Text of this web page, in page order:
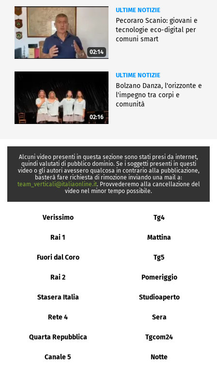
02:14
ULTIME NOTIZIE
Pecoraro Scanio: giovani e
tecnologie eco-digital per
comuni smart
02:16
ULTIME NOTIZIE
Bolzano Danza, l'orizzonte e
l'impegno tra corpi e
comunità
Alcuni video presenti in questa sezione sono stati presi da internet,
quindi valutati di pubblico dominio. Se i soggetti presenti in questi
video o gli autori avessero qualcosa in contrario alla pubblicazione,
basterà fare richiesta di rimozione inviando una mail a:
team_verticali@italiaonline.it. Provvederemo alla cancellazione del
video nel minor tempo possibile.
Verissimo Tg4
Rai 1 Mattina
Fuori dal Coro Tg5
Rai 2 Pomeriggio
Stasera Italia Studioaperto
Rete 4 Sera
Quarta Repubblica Tgcom24
Canale 5 Notte